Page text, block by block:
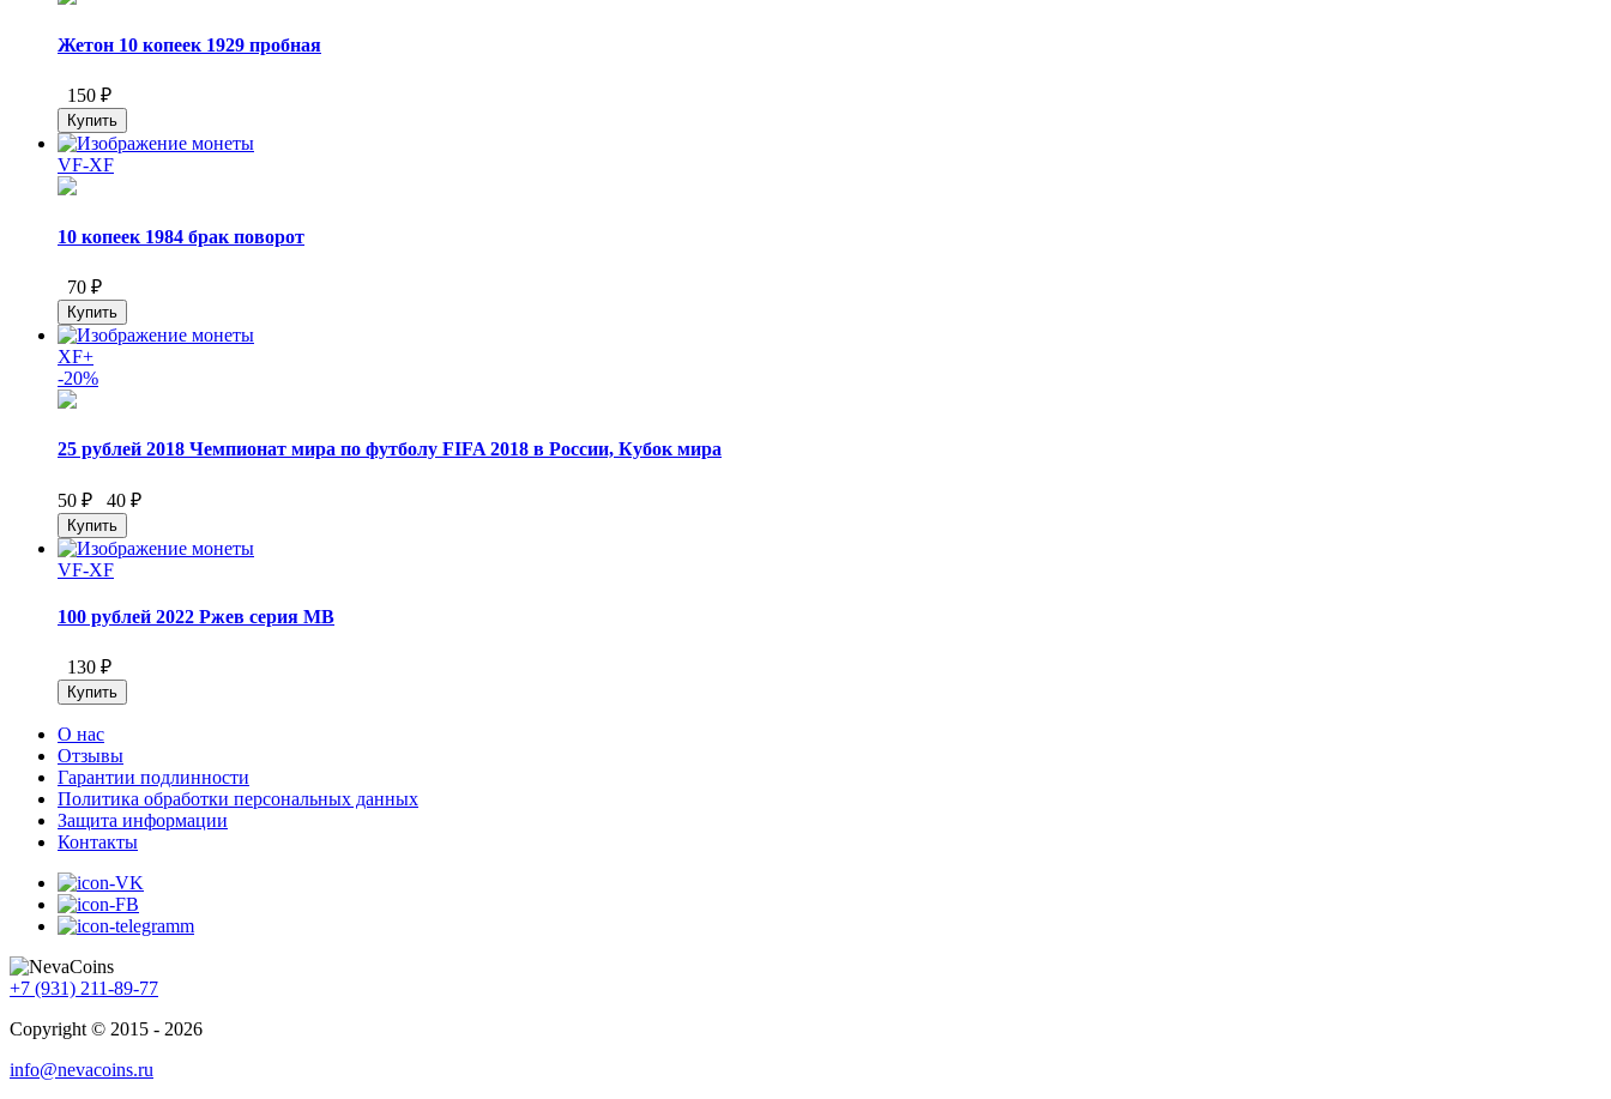
Жетон 10 копеек 1929 пробная
150 ₽
VF-XF
10 копеек 1984 брак поворот
70 ₽
XF+
-20%
25 рублей 2018 Чемпионат мира по футболу FIFA 2018 в России, Кубок мира
50 ₽ 40 ₽
VF-XF
100 рублей 2022 Ржев серия МВ
130 ₽
О нас
Отзывы
Гарантии подлинности
Политика обработки персональных данных
Защита информации
Контакты
+7 (931) 211-89-77
Copyright © 2015 - 2026
info@nevacoins.ru